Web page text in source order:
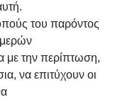
του παρόντος
με την περίπτωση,
να επιτύχουν οι